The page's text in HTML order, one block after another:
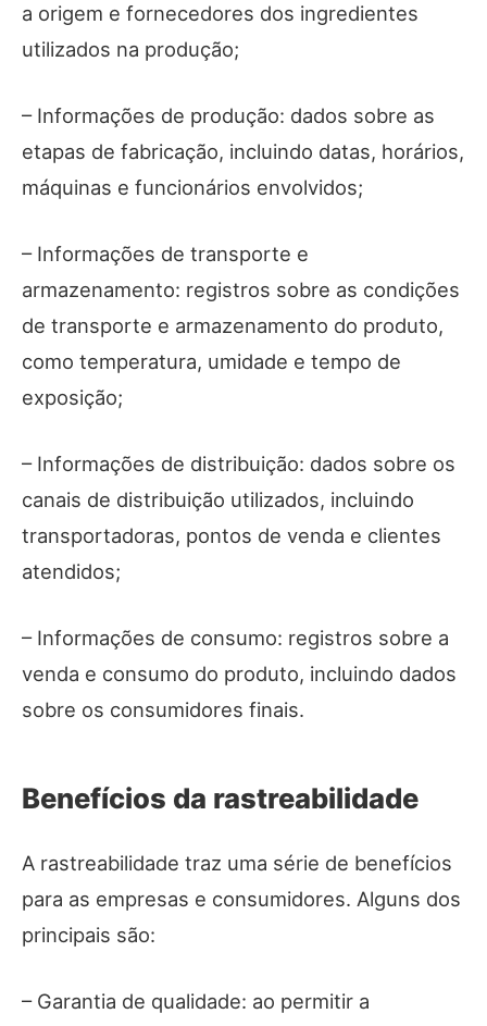
a origem e fornecedores dos ingredientes
utilizados na produção;
– Informações de produção: dados sobre as
etapas de fabricação, incluindo datas, horários,
máquinas e funcionários envolvidos;
– Informações de transporte e
armazenamento: registros sobre as condições
de transporte e armazenamento do produto,
como temperatura, umidade e tempo de
exposição;
– Informações de distribuição: dados sobre os
canais de distribuição utilizados, incluindo
transportadoras, pontos de venda e clientes
atendidos;
– Informações de consumo: registros sobre a
venda e consumo do produto, incluindo dados
sobre os consumidores finais.
Benefícios da rastreabilidade
A rastreabilidade traz uma série de benefícios
para as empresas e consumidores. Alguns dos
principais são:
– Garantia de qualidade: ao permitir a